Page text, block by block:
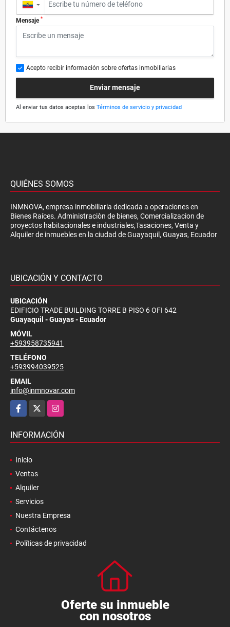
▼
Mensaje *
Acepto recibir información sobre ofertas inmobiliarias
Enviar mensaje
Al enviar tus datos aceptas los Términos de servicio y privacidad
QUIÉNES SOMOS
INMNOVA, empresa inmobiliaria dedicada a operaciones en
Bienes Raíces. Administraciòn de bienes, Comercializacion de
proyectos habitacionales e industriales,Tasaciones, Venta y
Alquiler de inmuebles en la ciudad de Guayaquil, Guayas, Ecuador
UBICACIÓN Y CONTACTO
UBICACIÓN
EDIFICIO TRADE BUILDING TORRE B PISO 6 OFI 642
Guayaquil - Guayas - Ecuador
MÓVIL
+593958735941
TELÉFONO
+593994039525
EMAIL
info@inmnovar.com
Facebook
Instagram
INFORMACIÓN
Inicio
Ventas
Alquiler
Servicios
Nuestra Empresa
Contáctenos
Políticas de privacidad
Oferte su inmueble
con nosotros